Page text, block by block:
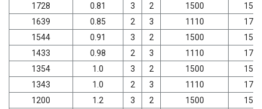
1728
0.81 3 2 1500
1639
0.85 2 3 1110
1544
0.91 3 2 1500
1433
0.98 2 3 1110
1354
1.0 3 2 1500
1343
1.0 2 3 1110
1200
1.2 3 2 1500